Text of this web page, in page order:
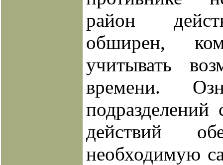
район
обширен,
учитывать
времени.
действий
необходимую